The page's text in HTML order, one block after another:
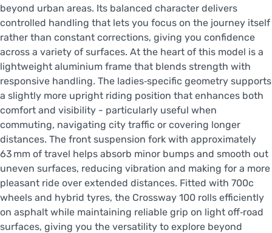
beyond urban areas. Its balanced character delivers
controlled handling that lets you focus on the journey itself
rather than constant corrections, giving you confidence
across a variety of surfaces. At the heart of this model is a
lightweight aluminium frame that blends strength with
responsive handling. The ladies‑specific geometry supports
a slightly more upright riding position that enhances both
comfort and visibility - particularly useful when
commuting, navigating city traffic or covering longer
distances. The front suspension fork with approximately
63 mm of travel helps absorb minor bumps and smooth out
uneven surfaces, reducing vibration and making for a more
pleasant ride over extended distances. Fitted with 700c
wheels and hybrid tyres, the Crossway 100 rolls efficiently
on asphalt while maintaining reliable grip on light off‑road
surfaces, giving you the versatility to explore beyond